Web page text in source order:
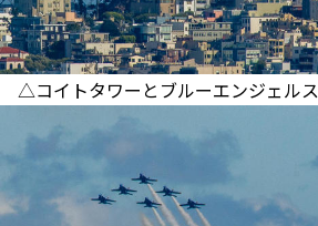
△コイトタワーとブルーエンジェルス